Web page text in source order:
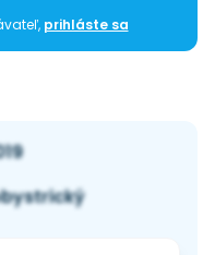
prihláste sa